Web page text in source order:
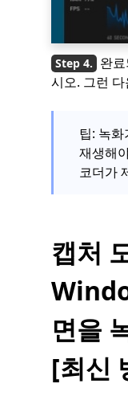
완
시오. 그런
팁: 녹
재생해
코더가
캡처
면을
[최신